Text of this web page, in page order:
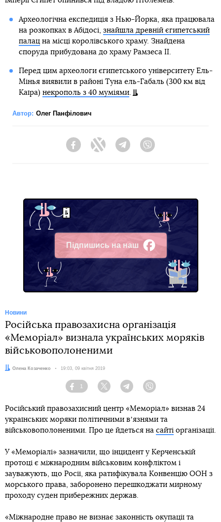
Археологічна експедиція з Нью-Йорка, яка працювала
на розкопках в Абідосі, знайшла древній єгипетський
палацна місці королівського храму. Знайдена
споруда прибудована до храму Рамзеса II.
Перед цим археологи єгипетського університету Ель-
Мінья виявили в районі Туна ель-Габаль (300 км від
Каїра) некрополь з 40 муміями.
Автор: Олег Панфілович
FacebookTwitter Telegram
Підпишись на наш
Facebook
Новини
Російська правозахисна організація
«Меморіал» визнала українських моряків
військовополоненими
Автор:
Олена Козаченко Дата:
19:03, 09 квітня 2019
Facebook
1
Twitter TelegramViber
Російський правозахисний центр «Меморіал» визнав 24
українських моряки політичними вʼязнями та
військовополоненими. Про це йдеться на сайті організації.
У «Меморіалі» зазначили, що інцидент у Керченській
протоці є міжнародним військовим конфліктом і
зауважують, що Росії, яка ратифікувала Конвенцію ООН з
морського права, заборонено перешкоджати мирному
проходу суден прибережних держав.
«Міжнародне право не визнає законність окупації та